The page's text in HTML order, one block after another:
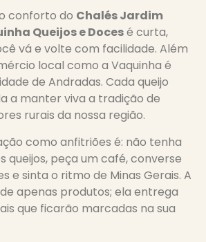
conforto do Chalés Jardim
Queijos e Docesé curta,
vá e volte com facilidade. Além
local como a Vaquinha é
de Andradas. Cada queijo
a manter viva a tradição de
rurais da nossa região.
como anfitriões é: não tenha
queijos, peça um café, converse
e sinta o ritmo de Minas Gerais. A
apenas produtos; ela entrega
que ficarão marcadas na sua